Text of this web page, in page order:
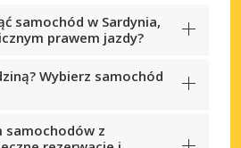
samochód w Sardynia,
prawem jazdy?
Wybierz samochód
samochodów z